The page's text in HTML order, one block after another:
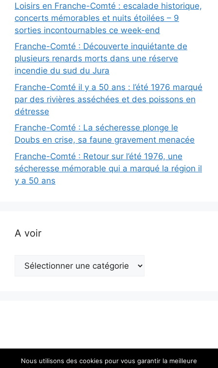
Loisirs en Franche-Comté : escalade historique,
concerts mémorables et nuits étoilées – 9
sorties incontournables ce week-end
Franche-Comté : Découverte inquiétante de
plusieurs renards morts dans une réserve
incendie du sud du Jura
Franche-Comté il y a 50 ans : l’été 1976 marqué
par des rivières asséchées et des poissons en
détresse
Franche-Comté : La sécheresse plonge le
Doubs en crise, sa faune gravement menacée
Franche-Comté : Retour sur l’été 1976, une
sécheresse mémorable qui a marqué la région il
y a 50 ans
A voir
voir
Nous utilisons des cookies pour vous garantir la meilleure